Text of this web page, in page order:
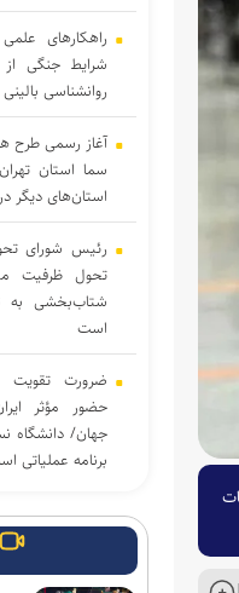
راهکارهای
شرایط جنگی از
روانشناسی بالینی
آغاز رسمی
سما استان
استان‌های دیگر
رئیس شورای
تحول ظرفیت
شتاب‌بخشی به
است
ضرورت تقویت
حضور مؤثر
جهان/ دانشگاه
برنامه عملیاتی
علقمه،